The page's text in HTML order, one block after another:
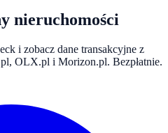
nieruchomości
i zobacz dane transakcyjne z
OLX.pl i Morizon.pl. Bezpłatnie.